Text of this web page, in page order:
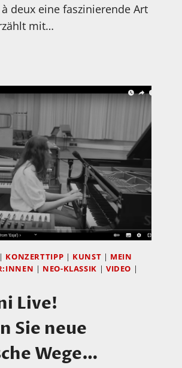
deux eine faszinierende Art
mit…
| KONZERTTIPP | KUNST | MEIN
| NEO-KLASSIK | VIDEO |
Live!
Sie neue
Wege…